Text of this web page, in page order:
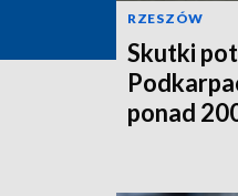
RZESZÓW
Skutki
ponad